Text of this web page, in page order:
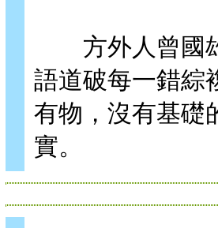
方外人曾國雄
語道破每一錯綜
有物，沒有基礎
實。